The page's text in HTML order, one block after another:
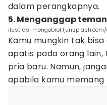
dalam perangkapnya.
5. Menganggap
ilustrasi mengobrol
Kamu mungkin tak
apatis pada orang
pria baru. Namun,
apabila kamu